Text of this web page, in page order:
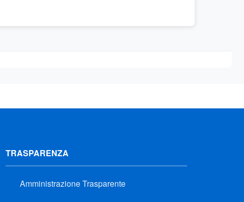
TRASPARENZA
Amministrazione Trasparente